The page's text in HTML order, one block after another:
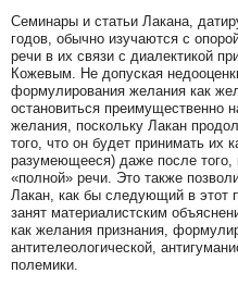
Семинары и статьи Лакана,
годов, обычно изучаются с
речи в их связи с диалектикой
Кожевым. Не допуская
формулирования желания как
остановиться преимущественно
желания, поскольку Лакан
того, что он будет принимать их
разумеющееся) даже после того,
«полной» речи. Это также
Лакан, как бы следующий в этот
занят материалистским
как желания признания,
антителеологической,
полемики.